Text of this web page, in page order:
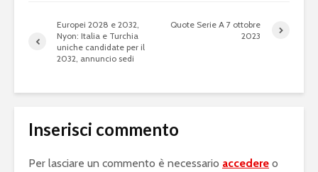
Europei 2028 e 2032,
Nyon: Italia e Turchia
uniche candidate per il
2032, annuncio sedi
Quote Serie A 7 ottobre
2023
Inserisci commento
Per lasciare un commento è necessario accedere o